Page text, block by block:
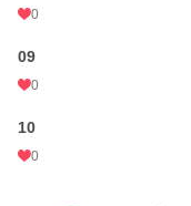
0
09
0
10
0